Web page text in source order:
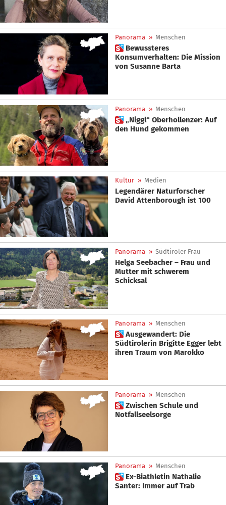
Panorama » Menschen
 Bewussteres
Konsumverhalten: Die Mission
von Susanne Barta
Panorama » Menschen
 „Niggl“ Oberhollenzer: Auf
den Hund gekommen
Kultur » Medien
Legendärer Naturforscher
David Attenborough ist 100
Panorama » Südtiroler Frau
Helga Seebacher – Frau und
Mutter mit schwerem
Schicksal
Panorama » Menschen
 Ausgewandert: Die
Südtirolerin Brigitte Egger lebt
ihren Traum von Marokko
Panorama » Menschen
 Zwischen Schule und
Notfallseelsorge
Panorama » Menschen
 Ex-Biathletin Nathalie
Santer: Immer auf Trab